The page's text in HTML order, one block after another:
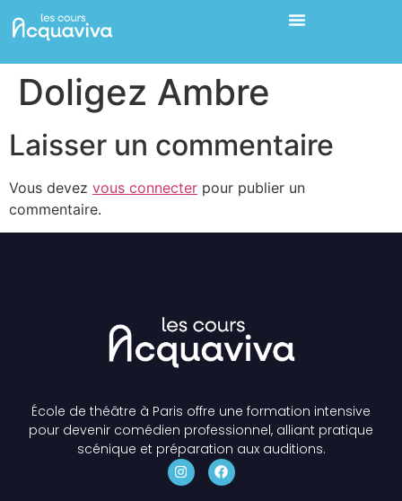
Doligez Ambre
Laisser un commentaire
Vous devez vous connecter pour publier un
commentaire.
École de théâtre à Paris offre une formation intensive
pour devenir comédien professionnel, alliant pratique
scénique et préparation aux auditions.